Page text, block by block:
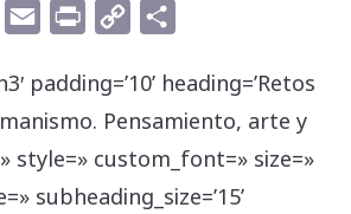
Gmail Email Print
Copy
padding=’10’ heading=’Retos
Pensamiento, arte y
style=» custom_font=» size=»
subheading_size=’15’